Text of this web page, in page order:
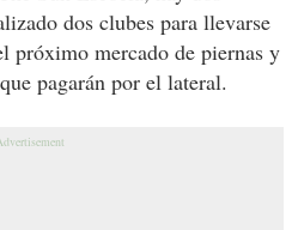
dos clubes para llevarse
próximo mercado de piernas y
pagarán por el lateral.